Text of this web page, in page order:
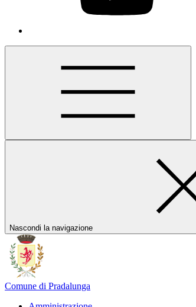
Nascondi la navigazione
Comune di Pradalunga